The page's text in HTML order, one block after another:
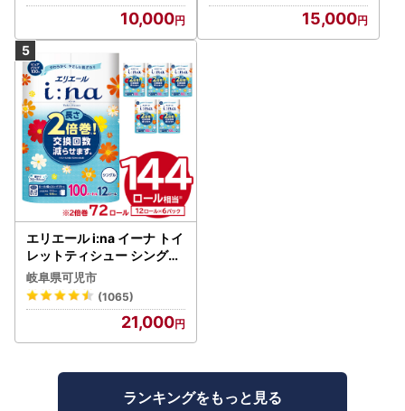
10,000 15,000
エリエール i:na イーナ トイ
レットティシュー シングル
100巻 12ロール×6P【009
5-005】トイレットペーパ
ー
岐阜県可児市
(1065)
21,000
ランキングをもっと見る